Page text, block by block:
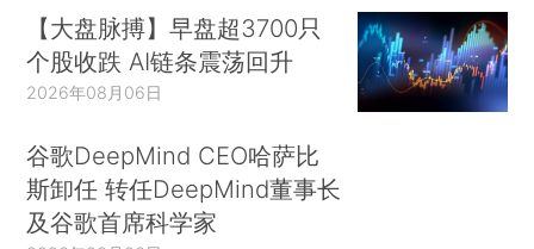
【大盘脉搏】早盘超3700只
个股收跌 AI链条震荡回升
2026年08月06日
谷歌DeepMind CEO哈萨比
斯卸任 转任DeepMind董事长
及谷歌首席科学家